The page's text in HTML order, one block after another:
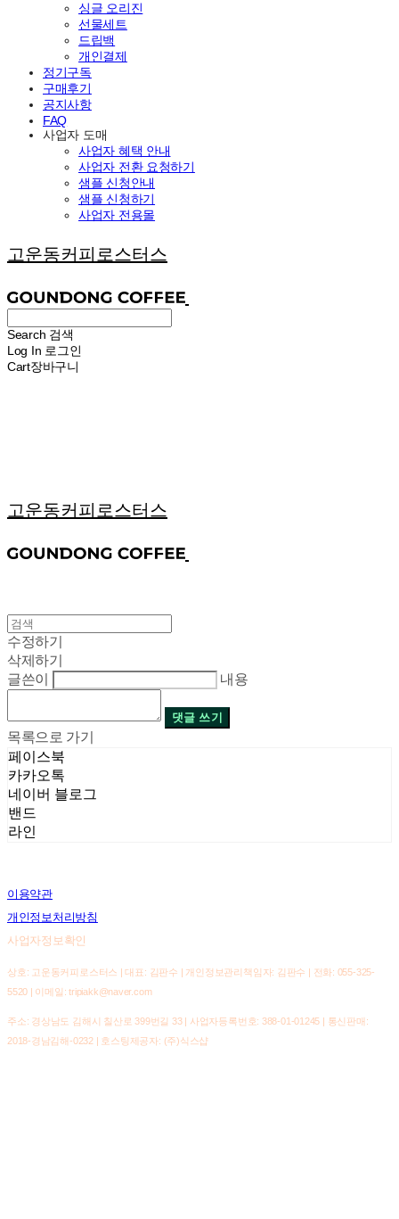
싱글 오리진
선물세트
드립백
개인결제
정기구독
구매후기
공지사항
FAQ
사업자 도매
사업자 혜택 안내
사업자 전환 요청하기
샘플 신청안내
샘플 신청하기
사업자 전용몰
고운동커피로스터스
Search 검색
Log In 로그인
Cart장바구니
고운동커피로스터스
수정하기
삭제하기
글쓴이
내용
댓글 쓰기
목록으로 가기
페이스북
카카오톡
네이버 블로그
밴드
라인
이용약관
개인정보처리방침
사업자정보확인
상호: 고운동커피로스터스 | 대표: 김판수 | 개인정보관리책임자: 김판수 | 전화: 055-325-
5520 | 이메일: tripiakk@naver.com
주소: 경상남도 김해시 칠산로 399번길 33 | 사업자등록번호: 388-01-01245 | 통신판매:
2018-경남김해-0232| 호스팅제공자: (주)식스샵